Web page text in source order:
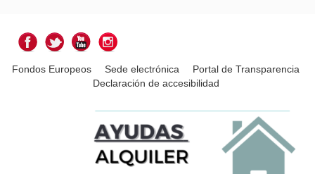
Fondos Europeos Sede electrónica
Portal de Transparencia
Declaración de accesibilidad